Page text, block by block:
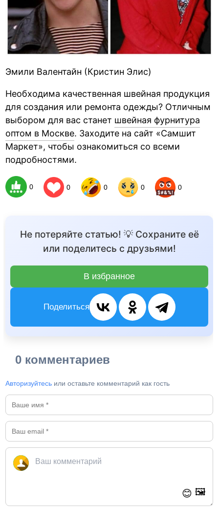
Эмили Валентайн (Кристин Элис)
Необходима качественная швейная продукция
для создания или ремонта одежды? Отличным
выбором для вас станет швейная фурнитура
оптом в Москве. Заходите на сайт «Самшит
Маркет», чтобы ознакомиться со всеми
подробностями.
0 0 0 0 0
Не потеряйте статью! 💡 Сохраните её
или поделитесь с друзьями!
В избранное
Поделиться
0 комментариев
Авторизуйтесь или оставьте комментарий как гость
😊 🖼️